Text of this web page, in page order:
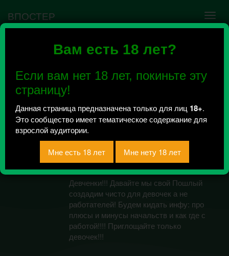
Вам есть 18 лет?
Если вам нет 18 лет, покиньте эту
страницу!
Данная страница предназначена только для лиц 18+.
Это сообщество имеет тематическое содержание для
взрослой аудитории.
ВПОСТЕР
Ошибка VK API #5
сообщества нужно авторизоваться на сервисе
повторно.
Пошлый Петербург!
Для девочек...
Всего 0, за сегодня 0 сообщений
отправлено / Рейтинг 0
Девченки!!! Давайте мы свой Пошлый
создадим чисто для девочек а не
работателей! Будем кидать инфу: про
плюсы и минусы начальств и как где с
работой!!!! Приглощайте только
девочек!!!